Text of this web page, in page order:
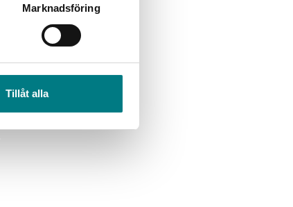
Marknadsföring
Tillåt alla